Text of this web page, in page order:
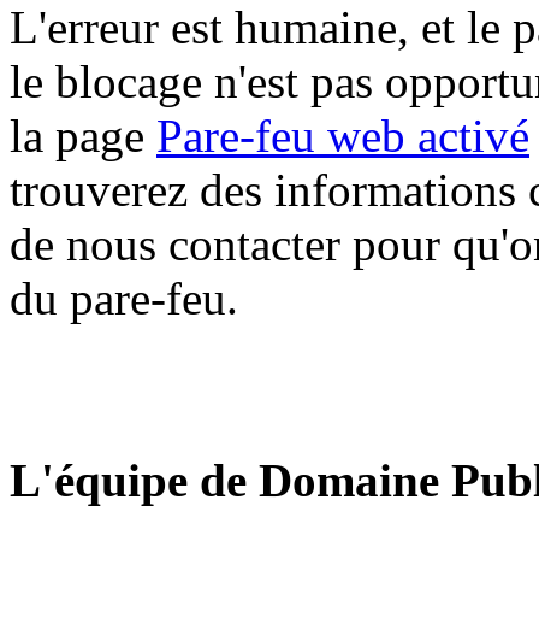
L'erreur est humaine, et le
le blocage n'est pas
la page Pare-feu web activé
trouverez des informations
de nous contacter pour
du pare-feu.
L'équipe de Domaine